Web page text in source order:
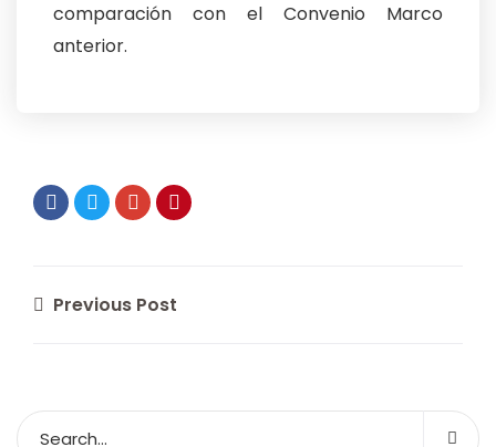
comparación con el Convenio Marco
anterior.
Previous Post